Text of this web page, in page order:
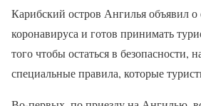
Карибский остров Ангилья объявил о
коронавируса и готов принимать
того чтобы остаться в безопасности,
специальные правила, которые